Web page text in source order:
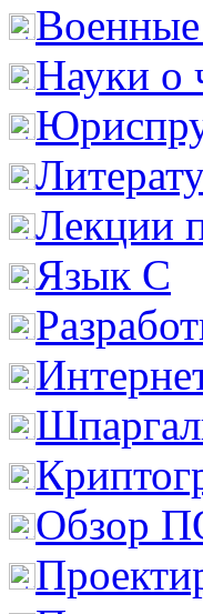
Науки о
Лекции
Язык С
Обзор